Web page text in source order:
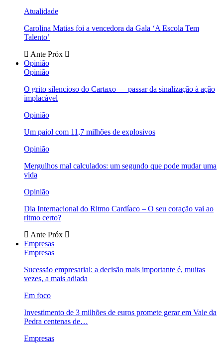
Atualidade
Carolina Matias foi a vencedora da Gala ‘A Escola Tem
Talento’
Ante Próx
Opinião
Opinião
O grito silencioso do Cartaxo — passar da sinalização à ação
implacável
Opinião
Um paiol com 11,7 milhões de explosivos
Opinião
Mergulhos mal calculados: um segundo que pode mudar uma
vida
Opinião
Dia Internacional do Ritmo Cardíaco – O seu coração vai ao
ritmo certo?
Ante Próx
Empresas
Empresas
Sucessão empresarial: a decisão mais importante é, muitas
vezes, a mais adiada
Em foco
Investimento de 3 milhões de euros promete gerar em Vale da
Pedra centenas de…
Empresas